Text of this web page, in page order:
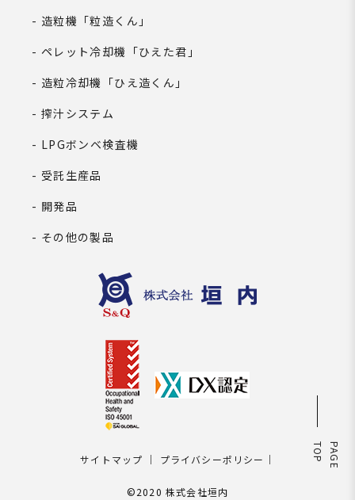
P
A
G
E
T
O
P
サイトマップ ｜ プライバシーポリシー ｜
©2020 株式会社垣内
造粒機「粒造くん」
ペレット冷却機「ひえた君」
造粒冷却機「ひえ造くん」
搾汁システム
LPGボンベ検査機
受託生産品
開発品
その他の製品